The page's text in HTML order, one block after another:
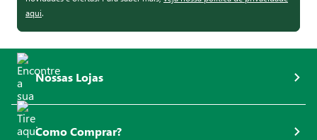
aqui.
Nossas Lojas
Como Comprar?